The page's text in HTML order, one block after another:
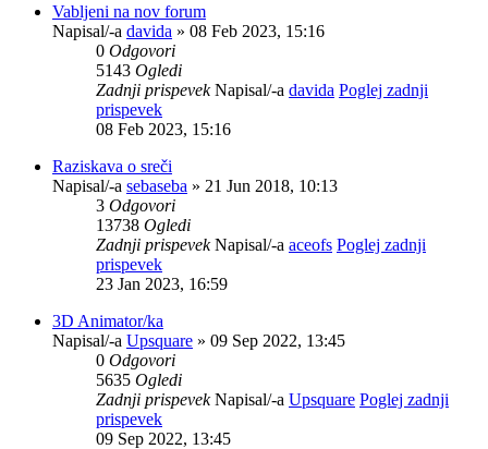
Vabljeni na nov forum
Napisal/-a davida » 08 Feb 2023, 15:16
0 Odgovori
5143 Ogledi
Zadnji prispevekNapisal/-a davida Poglej zadnji
prispevek
08 Feb 2023, 15:16
Raziskava o sreči
Napisal/-a sebaseba » 21 Jun 2018, 10:13
3 Odgovori
13738 Ogledi
Zadnji prispevekNapisal/-a aceofs Poglej zadnji
prispevek
23 Jan 2023, 16:59
3D Animator/ka
Napisal/-a Upsquare » 09 Sep 2022, 13:45
0 Odgovori
5635 Ogledi
Zadnji prispevekNapisal/-a Upsquare Poglej zadnji
prispevek
09 Sep 2022, 13:45